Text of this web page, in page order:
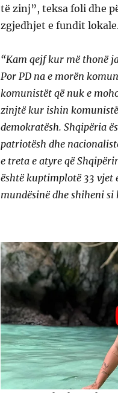
të zinj”, teksa foli dhe
zgjedhjet e fundit
“Kam qejf kur më thonë
Por PD na e morën
komunistët që nuk e
zinjtë kur ishin
demokratësh. Shqipëria
patriotësh dhe
e treta e atyre që
është kuptimplotë 33 vjet
mundësinë dhe shiheni